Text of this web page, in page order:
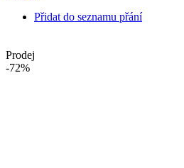
Přidat do seznamu přání
Prodej
-72%